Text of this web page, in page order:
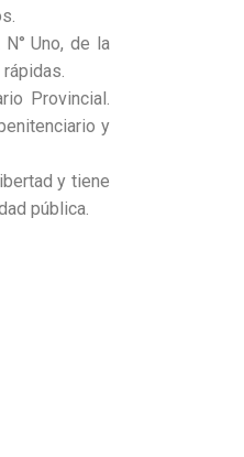
Uno, de la
Provincial.
y
y tiene
pública.